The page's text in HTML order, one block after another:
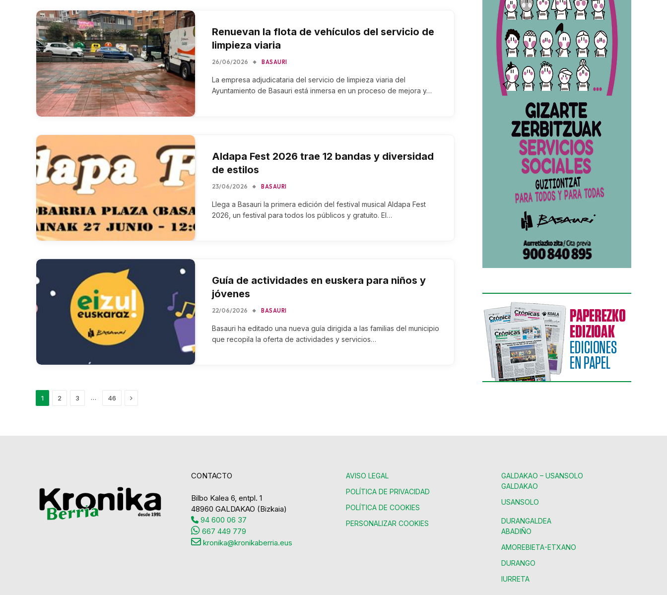
Renuevan la flota de vehículos del servicio de
limpieza viaria
26/06/2026 BASAURI
La empresa adjudicataria del servicio de limpieza viaria del
Ayuntamiento de Basauri está inmersa en un proceso de mejora y…
Aldapa Fest 2026 trae 12 bandas y diversidad
de estilos
23/06/2026 BASAURI
Llega a Basauri la primera edición del festival musical Aldapa Fest
2026, un festival para todos los públicos y gratuito. El…
Guía de actividades en euskera para niños y
jóvenes
22/06/2026 BASAURI
Basauri ha editado una nueva guía dirigida a las familias del municipio
que recopila la oferta de actividades y servicios…
1 2 3 … 46 Next
CONTACTO
Bilbo Kalea 6, entpl. 1
48960 GALDAKAO (Bizkaia)
94 600 06 37
667 449 779
kronika@kronikaberria.eus
AVISO LEGAL
POLÍTICA DE PRIVACIDAD
POLÍTICA DE COOKIES
PERSONALIZAR COOKIES
GALDAKAO – USANSOLO
GALDAKAO
USANSOLO
DURANGALDEA
ABADIÑO
AMOREBIETA-ETXANO
DURANGO
IURRETA